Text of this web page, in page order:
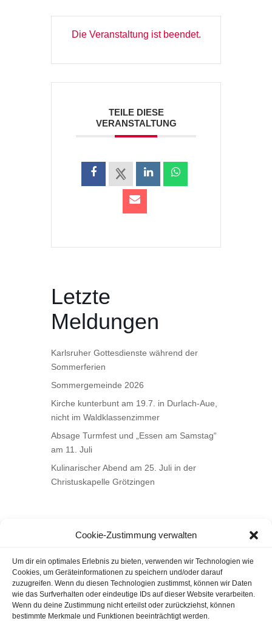
Cookie-Zustimmung verwalten
Um dir ein optimales Erlebnis zu bieten, verwenden wir Technologien wie
Cookies, um Geräteinformationen zu speichern und/oder darauf
zuzugreifen. Wenn du diesen Technologien zustimmst, können wir Daten
wie das Surfverhalten oder eindeutige IDs auf dieser Website verarbeiten.
Wenn du deine Zustimmung nicht erteilst oder zurückziehst, können
bestimmte Merkmale und Funktionen beeinträchtigt werden.
Die Veranstaltung ist beendet.
TEILE DIESE
VERANSTALTUNG
Letzte
Meldungen
Karlsruher Gottesdienste während der
Sommerferien
Sommergemeinde 2026
Kirche kunterbunt am 19.7. in Durlach-Aue,
nicht im Waldklassenzimmer
Absage Turmfest und „Essen am Samstag“
am 11. Juli
Kulinarischer Abend am 25. Juli in der
Christuskapelle Grötzingen